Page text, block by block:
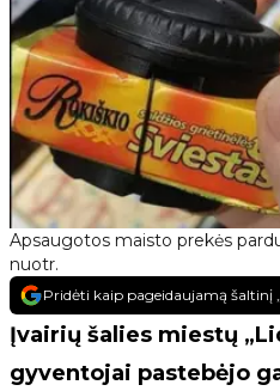
Apsaugotos maisto prekės
nuotr.
Pridėti kaip pageidaujamą šaltinį
Įvairių šalies miestų
gyventojai pastebėjo